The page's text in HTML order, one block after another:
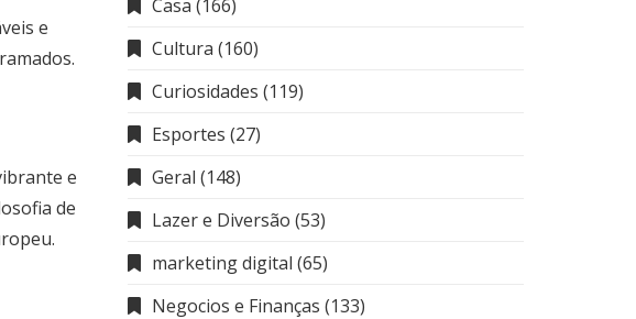
e
e
de
Casa (166)
Cultura (160)
Curiosidades (119)
Esportes (27)
Geral (148)
Lazer e Diversão (53)
marketing digital (65)
Negocios e Finanças (133)